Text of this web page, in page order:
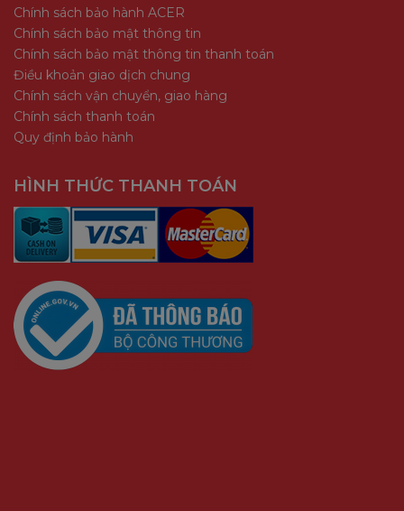
Chính sách bảo hành ACER
Chính sách bảo mật thông tin
Chính sách bảo mật thông tin thanh toán
Điều khoản giao dịch chung
Chính sách vận chuyển, giao hàng
Chính sách thanh toán
Quy định bảo hành
HÌNH THỨC THANH TOÁN